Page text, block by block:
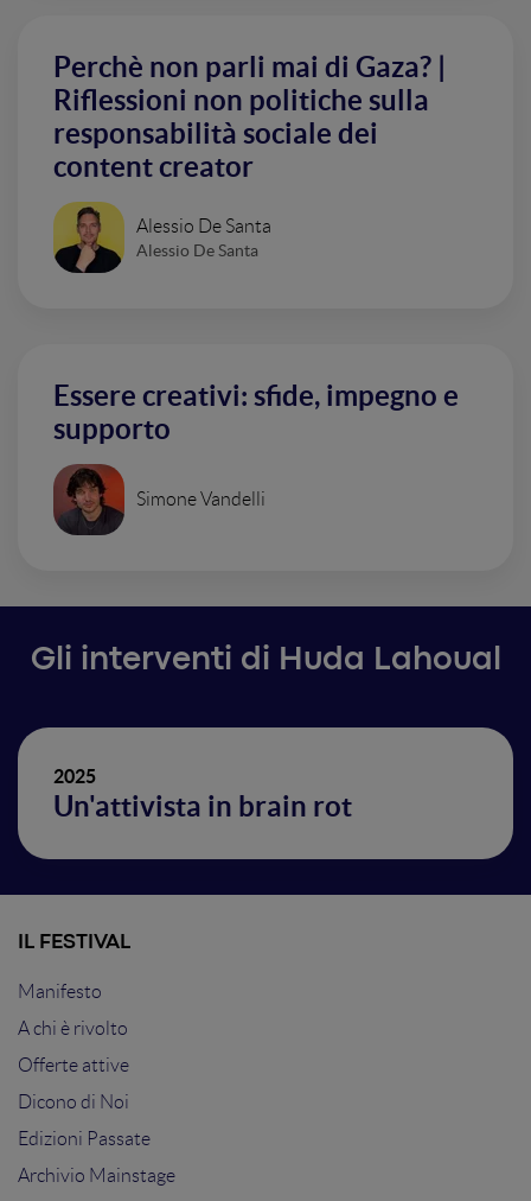
Perchè non parli mai di Gaza? |
Riflessioni non politiche sulla
responsabilità sociale dei
content creator
Alessio De Santa
Alessio De Santa
Essere creativi: sfide, impegno e
supporto
Simone Vandelli
Gli interventi di Huda Lahoual
2025
Un'attivista in brain rot
IL FESTIVAL
Manifesto
A chi è rivolto
Offerte attive
Dicono di Noi
Edizioni Passate
Archivio Mainstage